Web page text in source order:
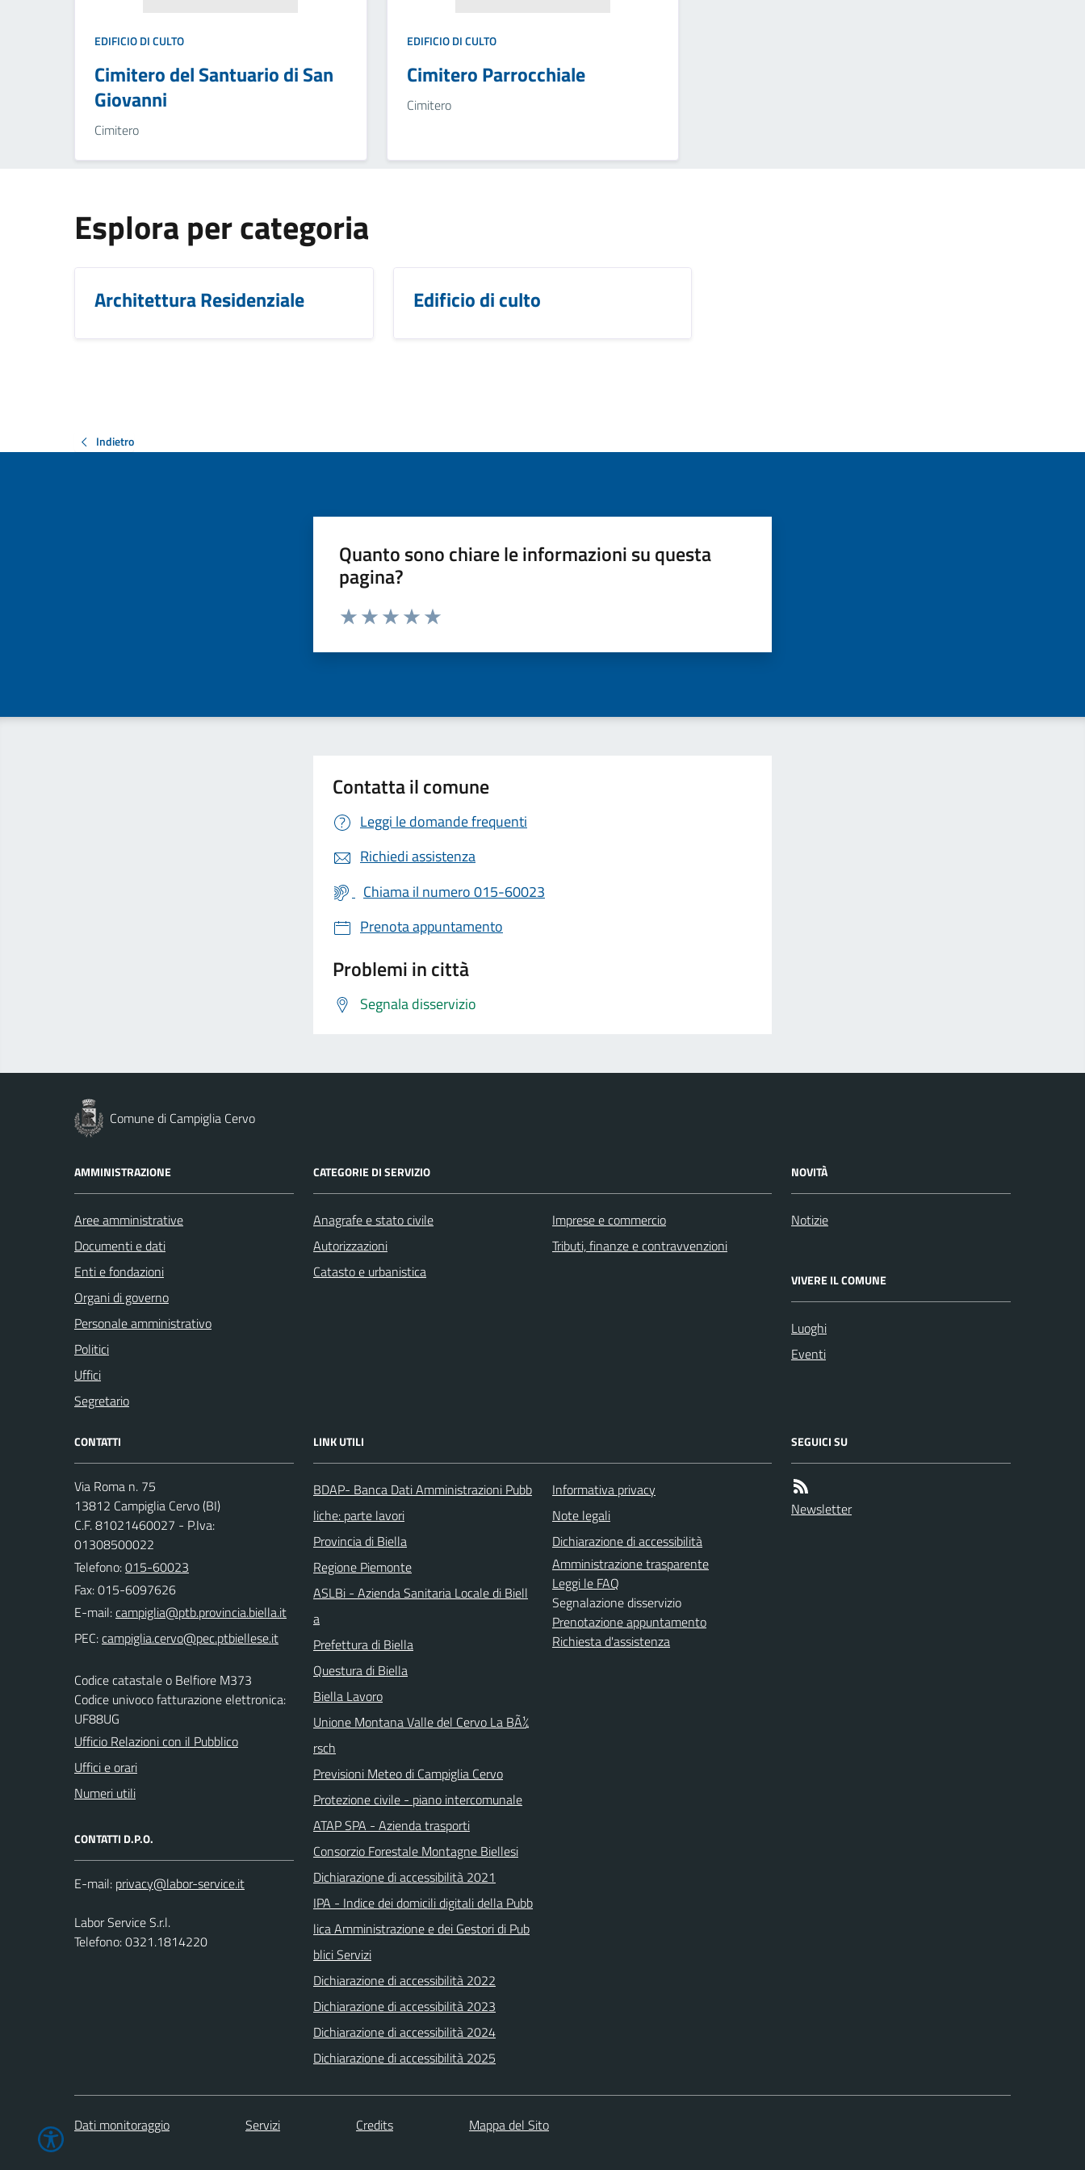
EDIFICIO DI CULTO
Cimitero del Santuario di San
Giovanni
Cimitero
EDIFICIO DI CULTO
Cimitero Parrocchiale
Cimitero
Esplora per categoria
Architettura Residenziale Edificio di culto
Indietro
Quanto sono chiare le informazioni su questa
pagina?
Valuta da 1 a 5 stelle la pagina
Contatta il comune
Leggi le domande frequenti
Richiedi assistenza
Chiama il numero 015-60023
Prenota appuntamento
Problemi in città
Segnala disservizio
Comune di Campiglia Cervo
AMMINISTRAZIONE
Aree amministrative
Documenti e dati
Enti e fondazioni
Organi di governo
Personale amministrativo
Politici
Uffici
Segretario
CATEGORIE DI SERVIZIO
Anagrafe e stato civile
Autorizzazioni
Catasto e urbanistica
Imprese e commercio
Tributi, finanze e contravvenzioni
NOVITÀ
Notizie
VIVERE IL COMUNE
Luoghi
Eventi
CONTATTI
Via Roma n. 75
13812 Campiglia Cervo (BI)
C.F. 81021460027 - P.Iva:
01308500022
Telefono:015-60023
Fax: 015-6097626
E-mail:
PEC:
Codice catastale o Belfiore M373
Codice univoco fatturazione elettronica:
UF88UG
Ufficio Relazioni con il Pubblico
Uffici e orari
Numeri utili
CONTATTI D.P.O.
E-mail:
Labor Service S.r.l.
Telefono: 0321.1814220
LINK UTILI
BDAP- Banca Dati Amministrazioni Pubb
liche: parte lavori
Provincia di Biella
Regione Piemonte
ASLBi - Azienda Sanitaria Locale di Biell
a
Prefettura di Biella
Questura di Biella
Biella Lavoro
Unione Montana Valle del Cervo La BÃ¼
rsch
Previsioni Meteo di Campiglia Cervo
Protezione civile - piano intercomunale
ATAP SPA - Azienda trasporti
Consorzio Forestale Montagne Biellesi
Dichiarazione di accessibilità 2021
IPA - Indice dei domicili digitali della Pubb
lica Amministrazione e dei Gestori di Pub
blici Servizi
Dichiarazione di accessibilità 2022
Dichiarazione di accessibilità 2023
Dichiarazione di accessibilità 2024
Dichiarazione di accessibilità 2025
Informativa privacy
Note legali
Dichiarazione di accessibilità
Amministrazione trasparente
Leggi le FAQ
Segnalazione disservizio
Prenotazione appuntamento
Richiesta d'assistenza
SEGUICI SU
Newsletter
Dati monitoraggio Servizi Credits Mappa del Sito